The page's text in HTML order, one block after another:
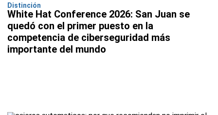
Distinción
White Hat Conference 2026: San Juan se
quedó con el primer puesto en la
competencia de ciberseguridad más
importante del mundo